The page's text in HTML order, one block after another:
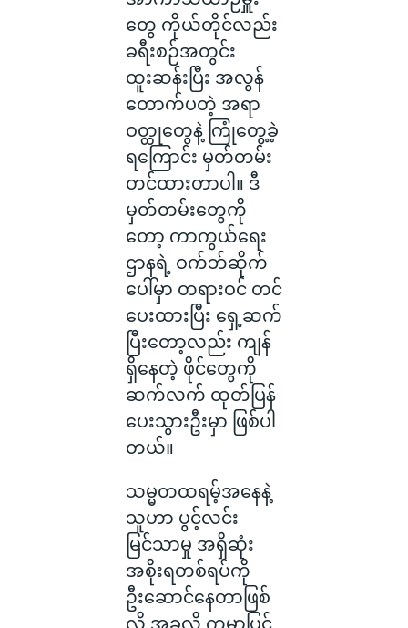
တွေ ကိုယ်တိုင်လည်း
ခရီးစဉ်အတွင်း
ထူးဆန်းပြီး အလွန်
တောက်ပတဲ့ အရာ
ဝတ္ထုတွေနဲ့ ကြုံတွေ့ခဲ့
ရကြောင်း မှတ်တမ်း
တင်ထားတာပါ။ ဒီ
မှတ်တမ်းတွေကို
တော့ ကာကွယ်ရေး
ဌာနရဲ့ ဝက်ဘ်ဆိုက်
ပေါ်မှာ တရားဝင် တင်
ပေးထားပြီး ရှေ့ဆက်
ပြီးတော့လည်း ကျန်
ရှိနေတဲ့ ဖိုင်တွေကို
ဆက်လက် ထုတ်ပြန်
ပေးသွားဦးမှာ ဖြစ်ပါ
တယ်။
သမ္မတထရမ့်အနေနဲ့
သူဟာ ပွင့်လင်း
မြင်သာမှု အရှိဆုံး
အစိုးရတစ်ရပ်ကို
ဦးဆောင်နေတာဖြစ်
လို့ အခုလို ကမ္ဘာပြင်